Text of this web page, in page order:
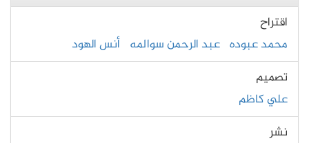
اقتراح
محمد عبوده عبد الرحمن سوالمه أنس الهود
تصميم
علي كاظم
نشر